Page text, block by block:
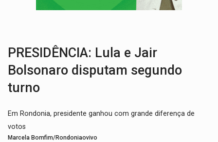
PF ESTÁ APURANDO: Flávio Bolsonaro escolhe Alfredo Gaspar como vice, alvo de
PRESIDÊNCIA: Lula e Jair
Bolsonaro disputam segundo
turno
Em Rondonia, presidente ganhou com grande diferença de
votos
Marcela Bomfim/Rondoniaovivo